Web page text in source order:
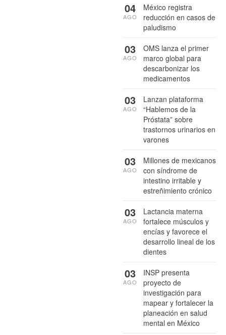
México registra
reducción en casos de
paludismo
04
AGO
OMS lanza el primer
marco global para
descarbonizar los
medicamentos
03
AGO
Lanzan plataforma
“Hablemos de la
Próstata” sobre
trastornos urinarios en
varones
03
AGO
Millones de mexicanos
con síndrome de
intestino irritable y
estreñimiento crónico
03
AGO
Lactancia materna
fortalece músculos y
encías y favorece el
desarrollo lineal de los
dientes
03
AGO
INSP presenta
proyecto de
investigación para
mapear y fortalecer la
planeación en salud
mental en México
03
AGO